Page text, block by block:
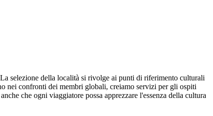
selezione della località si rivolge ai punti di riferimento culturali
nei confronti dei membri globali, creiamo servizi per gli ospiti
che ogni viaggiatore possa apprezzare l'essenza della cultura